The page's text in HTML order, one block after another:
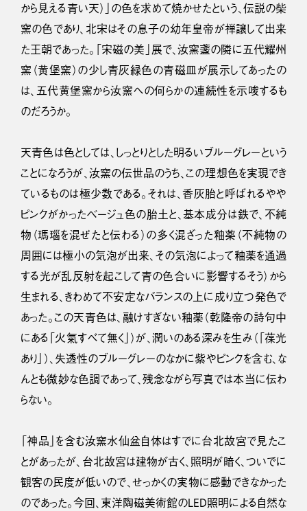
から見える青い天）」の色を求めて焼かせたという、伝説の柴
窯の色であり、北宋はその息子の幼年皇帝が禅譲して出来
た王朝であった。「宋磁の美」展で、汝窯盞の隣に五代耀州
窯（黄堡窯）の少し青灰緑色の青磁皿が展示してあったの
は、五代黄堡窯から汝窯への何らかの連続性を示唆するも
のだろうか。
天青色は色としては、しっとりとした明るいブルーグレーという
ことになろうが、汝窯の伝世品のうち、この理想色を実現でき
ているものは極少数である。それは、香灰胎と呼ばれるやや
ピンクがかったベージュ色の胎土と、基本成分は鉄で、不純
物（瑪瑙を混ぜたと伝わる）の多く混ざった釉薬（不純物の
周囲には極小の気泡が出来、その気泡によって釉薬を通過
する光が乱反射を起こして青の色合いに影響するそう）から
生まれる、きわめて不安定なバランスの上に成り立つ発色で
あった。この天青色は、融けすぎない釉薬（乾隆帝の詩句中
にある「火氣すべて無く」）が、潤いのある深みを生み（「葆光
あり」）、失透性のブルーグレーのなかに紫やピンクを含む、な
んとも微妙な色調であって、残念ながら写真では本当に伝わ
らない。
「神品」を含む汝窯水仙盆自体はすでに台北故宮で見たこ
とがあったが、台北故宮は建物が古く、照明が暗く、ついでに
観客の民度が低いので、せっかくの実物に感動できなかった
のであった。今回、東洋陶磁美術館のLED照明による自然な